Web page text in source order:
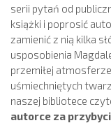
serii pytań od
książki i poprosić
zamienić z nią kilka
usposobienia
przemiłej
uśmiechniętych
naszej bibliotece
autorce za